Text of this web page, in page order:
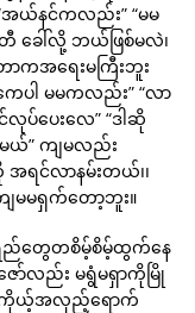
ယ်နင်ကလည်း” “မမ
ခေါ်လို့ ဘယ်ဖြစ်မလဲ၊
ာကအရေးမကြီးဘူး
ေပါ မမကလည်း” “လာ
လုပ်ပေးလေ” “ဒါဆို
ယ်” ကျမလည်း
ရင်လာနမ်းတယ်၊၊
မမရှက်တော့ဘူး။
ရည်တွေတစိမ့်စိမ့်ထွက်နေ
ာ်လည်း မရွံမရှာကိုမြို
ကိုယ့်အလှည့်ရောက်